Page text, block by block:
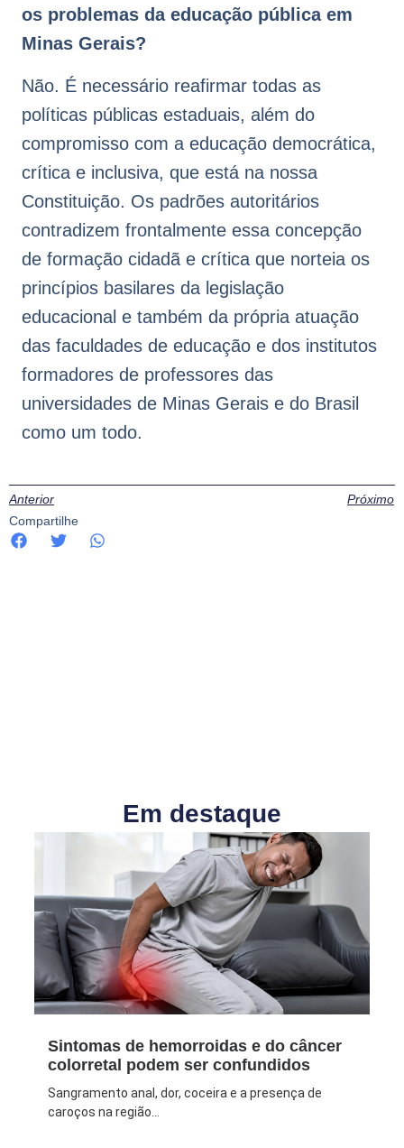
os problemas da educação pública em
Minas Gerais?
Não. É necessário reafirmar todas as
políticas públicas estaduais, além do
compromisso com a educação democrática,
crítica e inclusiva, que está na nossa
Constituição. Os padrões autoritários
contradizem frontalmente essa concepção
de formação cidadã e crítica que norteia os
princípios basilares da legislação
educacional e também da própria atuação
das faculdades de educação e dos institutos
formadores de professores das
universidades de Minas Gerais e do Brasil
como um todo.
Anterior
Próximo
Compartilhe
Em destaque
Sintomas de hemorroidas e do câncer
colorretal podem ser confundidos
Sangramento anal, dor, coceira e a presença de
caroços na região...